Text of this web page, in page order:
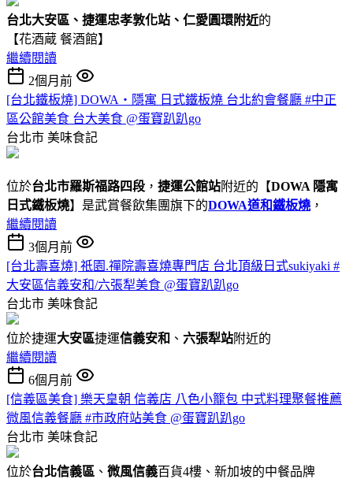
台北大安區、捷運忠孝敦化站、仁愛圓環附近的
【花酒蔵 餐酒館】
繼續閱讀
2個月前
[台北鐵板燒] DOWA・隱寓 日式鐵板燒 台北約會餐廳 #中正
區公館美食 台大美食 @蛋寶趴趴go
台北市 美味食記
位於台北市羅斯福路四段 ， 捷運公館站附近的【DOWA 隱寓
日式鐵板燒】是武賞餐飲集團旗下的DOWA道和鐵板燒 ，
繼續閱讀
3個月前
[台北壽喜燒] 祇園.禪院壽喜燒專門店 台北頂級日式sukiyaki #
大安區信義安和/六張犁美食 @蛋寶趴趴go
台北市 美味食記
位於捷運大安區捷運信義安和 、 六張犁站附近的
繼續閱讀
6個月前
[信義區美食] 樂天皇朝 信義店 八色小籠包 中式料理聚餐推薦
微風信義餐廳 #市政府站美食 @蛋寶趴趴go
台北市 美味食記
位於台北信義區 、 微風信義百貨4樓、新加坡的中餐品牌